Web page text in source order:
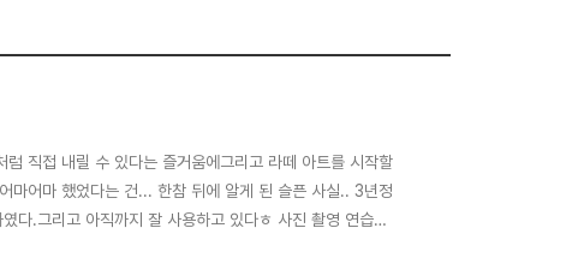
직접 내릴 수 있다는 즐거움에그리고 라떼 아트를 시작할
마어마 했었다는 건... 한참 뒤에 알게 된 슬픈 사실.. 3년정
다.그리고 아직까지 잘 사용하고 있다ㅎ 사진 촬영 연습을